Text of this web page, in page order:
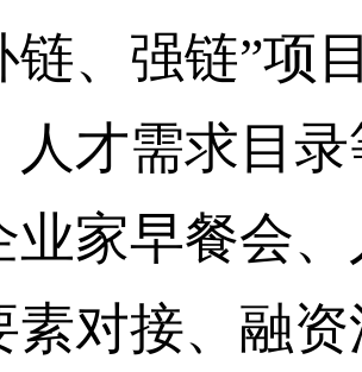
链、强链”项
人才需求目
业家早餐会
素对接、融